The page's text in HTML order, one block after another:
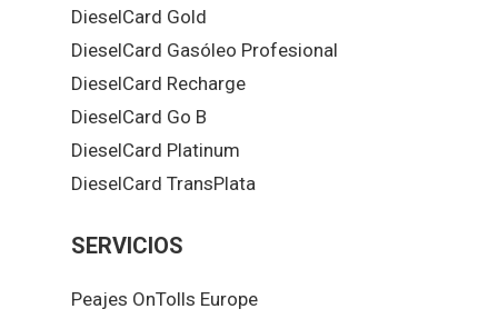
DieselCard Gold
DieselCard Gasóleo Profesional
DieselCard Recharge
DieselCard Go B
DieselCard Platinum
DieselCard TransPlata
SERVICIOS
Peajes OnTolls Europe